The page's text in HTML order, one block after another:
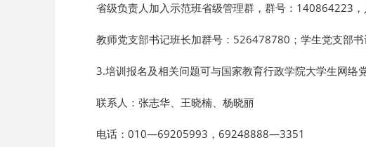
省级负责人加入示范班省级管理群，群号：140864223，
教师党支部书记班长加群号：526478780；学生党支部
3.培训报名及相关问题可与国家教育行政学院大学生网络
联系人：张志华、王晓楠、杨晓丽
电话：010—69205993，69248888—3351